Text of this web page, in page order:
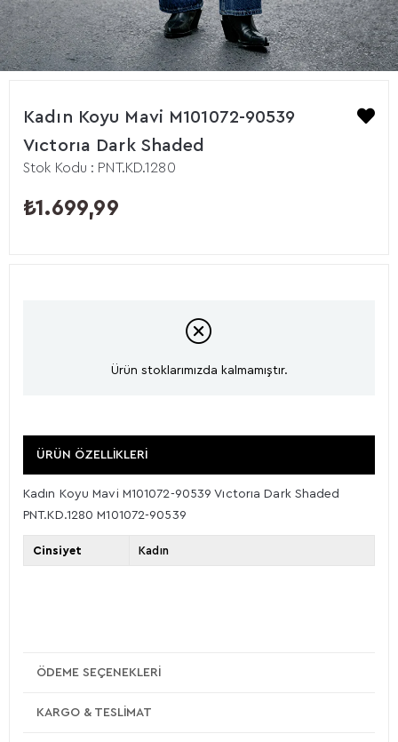
Kadın Koyu Mavi M101072-90539
Vıctorıa Dark Shaded
Stok Kodu PNT.KD.1280
₺1.699,99
Ürün stoklarımızda kalmamıştır.
ÜRÜN ÖZELLIKLERI
Kadın Koyu Mavi M101072-90539 Vıctorıa Dark Shaded
PNT.KD.1280 M101072-90539
Cinsiyet Kadın
ÖDEME SEÇENEKLERI
KARGO & TESLIMAT